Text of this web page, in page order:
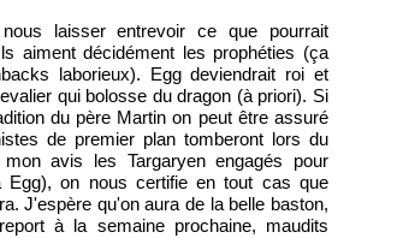
laisser entrevoir ce que pourrait
aiment décidément les prophéties (ça
laborieux). Egg deviendrait roi et
qui bolosse du dragon (à priori). Si
du père Martin on peut être assuré
de premier plan tomberont lors du
avis les Targaryen engagés pour
Egg), on nous certifie en tout cas que
J'espère qu'on aura de la belle baston,
à la semaine prochaine, maudits